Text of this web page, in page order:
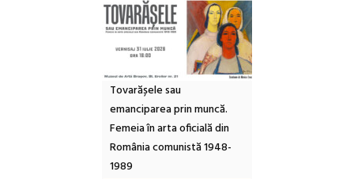
Tovarășele sau
emanciparea prin muncă.
Femeia în arta oficială din
România comunistă 1948-
1989